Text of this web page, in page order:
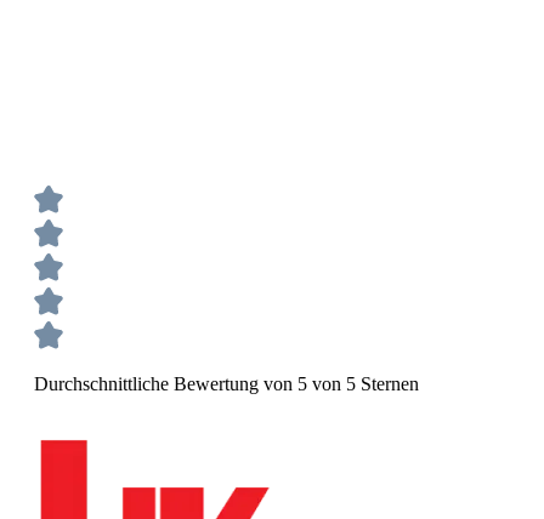
Durchschnittliche Bewertung von 5 von 5 Sternen